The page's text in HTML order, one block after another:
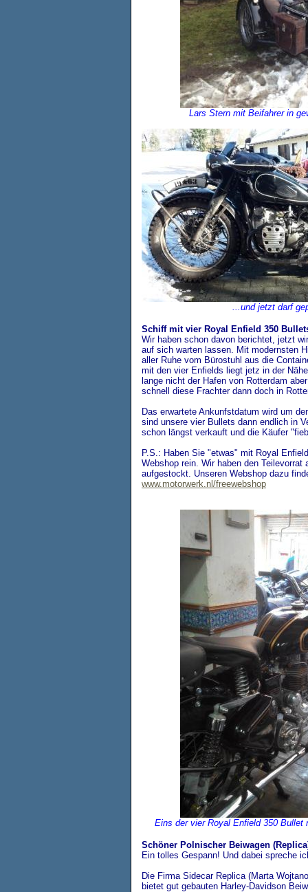
Lars Stern mit Beifahrer in
...und jetzt darf
Schiff mit vier Royal Enfield 350
Wir haben schon davon berichtet, jetzt
auf sich warten lassen. Mit modernsten
aller Ruhe vom Bürostuhl aus die
mit den vier Enfields liegt jetz in der
lange nicht der Hafen von Rotterdam
schnell diese Frachter dann doch in
Das erwartete Ankunfstdatum wird um
sind unsere vier Bullets dann endlich in
schon längst verkauft und die Käufer
P.S.: Haben Sie "etwas" mit Royal
Webshop rein. Wir haben den Teilevorrat
aufgestockt. Unseren Webshop dazu
www.motorwerk.nl/freewebshop
Eins der vier Royal Enfield 350 Bullet
Schöner Polnischer Beiwagen
Ein tolles Gespann! Und dabei spreche
Die Firma Sidecar Replica (Marta
bietet gut gebauten Harley-Davidson